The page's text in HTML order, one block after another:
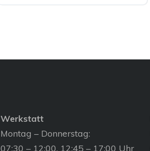
Werkstatt
Montag – Donnerstag:
07:30 – 12:00, 12:45 – 17:00 Uhr